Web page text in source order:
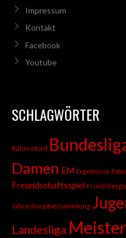
Impressum
Kontakt
Facebook
Youtube
SCHLAGWÖRTER
Bahnrekord
Damen EM Ergebnisse Fotos
Freundschaftsspiel
Jahreshauptversammlung
Landesliga